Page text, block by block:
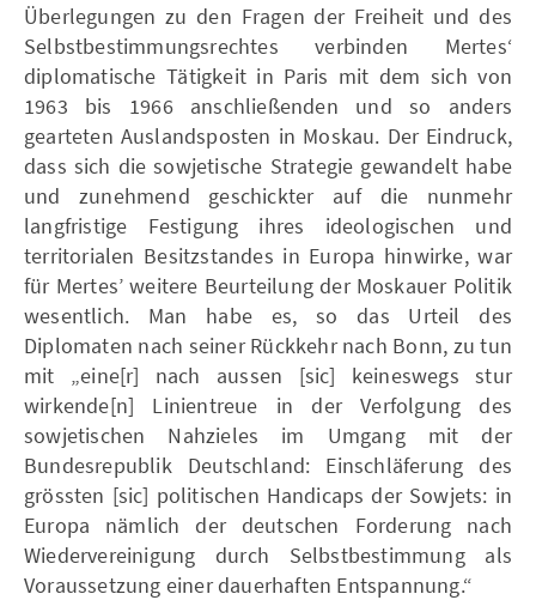
Überlegungen zu den Fragen der Freiheit und des
Selbstbestimmungsrechtes verbinden Mertes‘
diplomatische Tätigkeit in Paris mit dem sich von
1963 bis 1966 anschließenden und so anders
gearteten Auslandsposten in Moskau. Der Eindruck,
dass sich die sowjetische Strategie gewandelt habe
und zunehmend geschickter auf die nunmehr
langfristige Festigung ihres ideologischen und
territorialen Besitzstandes in Europa hinwirke, war
für Mertes’ weitere Beurteilung der Moskauer Politik
wesentlich. Man habe es, so das Urteil des
Diplomaten nach seiner Rückkehr nach Bonn, zu tun
mit „eine[r] nach aussen [sic] keineswegs stur
wirkende[n] Linientreue in der Verfolgung des
sowjetischen Nahzieles im Umgang mit der
Bundesrepublik Deutschland: Einschläferung des
grössten [sic] politischen Handicaps der Sowjets: in
Europa nämlich der deutschen Forderung nach
Wiedervereinigung durch Selbstbestimmung als
Voraussetzung einer dauerhaften Entspannung.“